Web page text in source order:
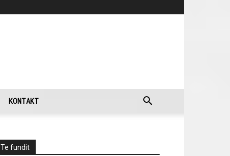
KONTAKT
Te fundit